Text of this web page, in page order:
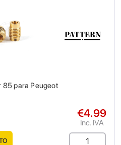
85 para Peugeot
€4.99
Inc. IVA